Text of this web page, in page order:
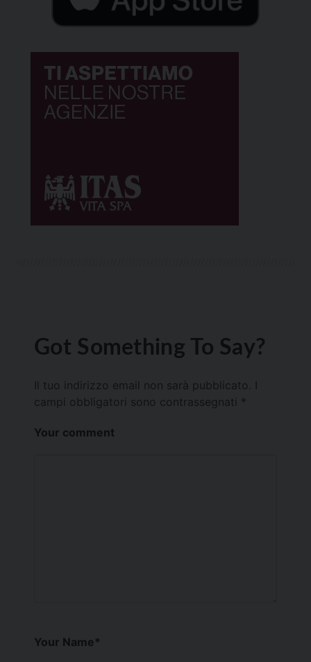
Got Something To Say?
Il tuo indirizzo email non sarà pubblicato.
campi obbligatori sono contrassegnati *
Your comment
Your Name*